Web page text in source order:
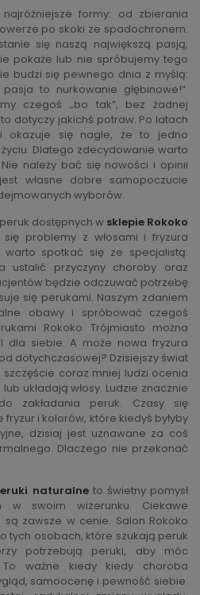
formy: od zbierania
po skoki ze spadochronem.
się naszą największą pasją,
pokaże lub nie spróbujemy tego
budzi się pewnego dnia z myślą:
to nurkowanie głębinowe!”.
czegoś „bo tak”, bez żadnej
dotyczy jakichś potraw. Po latach
okazuje się nagle, że to jedno
Dlatego zdecydowanie warto
należy bać się nowości i opinii
własne dobre samopoczucie
wyborów.
dostępnych w sklepie Rokoko
się problemy z włosami i fryzura
spotkać się ze specjalistą.
ustalić przyczyny choroby oraz
będzie odczuwać potrzebę
się perukami. Naszym zdaniem
obawy i spróbować czegoś
Rokoko Trójmiasto można
dla siebie. A może nowa fryzura
dotychczasowej? Dzisiejszy świat
coraz mniej ludzi ocenia
układają włosy. Ludzie znacznie
zakładania peruk. Czasy się
i kolorów, które kiedyś byłyby
dzisiaj jest uznawane za coś
Dlaczego nie przekonać
naturalneto świetny pomysł
w swoim wizerunku. Ciekawe
zawsze w cenie. Salon Rokoko
tych osobach, które szukają peruk
potrzebują peruki, aby móc
To ważne kiedy kiedy choroba
samoocenę i pewność siebie.